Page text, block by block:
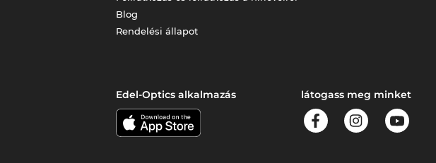
Blog
Rendelési állapot
Edel-Optics alkalmazás látogass meg minket